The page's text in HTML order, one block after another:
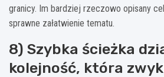
granicy. Im bardziej rzeczowo opisany
sprawne załatwienie tematu.
8) Szybka ścieżka
kolejność, która